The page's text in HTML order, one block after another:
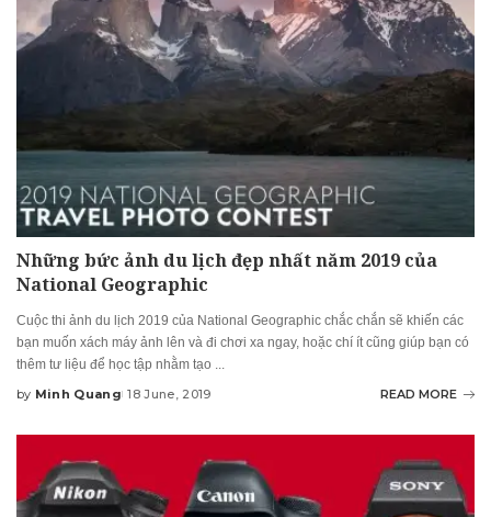
Những bức ảnh du lịch đẹp nhất năm 2019 của
National Geographic
Cuộc thi ảnh du lịch 2019 của National Geographic chắc chắn sẽ khiến các
bạn muốn xách máy ảnh lên và đi chơi xa ngay, hoặc chí ít cũng giúp bạn có
thêm tư liệu để học tập nhằm tạo ...
Posted
by Minh Quang 18 June, 2019 READ MORE